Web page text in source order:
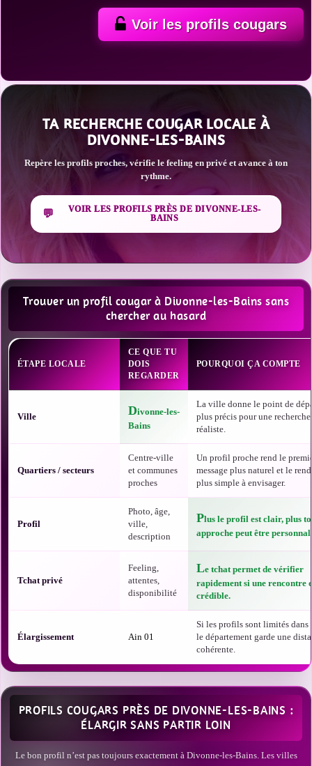
Voir les profils cougars
TA RECHERCHE COUGAR LOCALE À
DIVONNE-LES-BAINS
Repère les profils proches, vérifie le feeling en privé et avance à ton
rythme.
VOIR LES PROFILS PRÈS DE DIVONNE-LES-
BAINS
Trouver un profil cougar à Divonne-les-Bains sans
chercher au hasard
ÉTAPE LOCALE
CE QUE TU
DOIS
REGARDER
POURQUOI ÇA COMPTE
Ville Divonne-les-
Bains
La ville donne le point de
plus précis pour une
réaliste.
Quartiers / secteurs
Centre-ville
et communes
proches
Un profil proche rend le
message plus naturel et le
plus simple à envisager.
Profil
Photo, âge,
ville,
description
Plus le profil est clair, plus
approche peut être
Tchat privé
Feeling,
attentes,
disponibilité
Le tchat permet de vérifier
rapidement si une rencontre
crédible.
Élargissement Ain 01
Si les profils sont limités dans
le département garde une
cohérente.
PROFILS COUGARS PRÈS DE DIVONNE-LES-BAINS :
ÉLARGIR SANS PARTIR LOIN
Le bon profil n’est pas toujours exactement à Divonne-les-Bains. Les villes